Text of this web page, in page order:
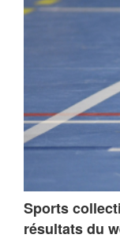
Sports
résultats du